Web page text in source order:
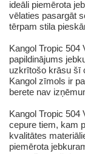
ideāli piemērota
vēlaties pasargāt
tērpam stila
Kangol Tropic 504
papildinājums
uzkrītošo krāsu šī
Kangol zīmols ir
berete nav
Kangol Tropic 504
cepure tiem, kam
kvalitātes
piemērota